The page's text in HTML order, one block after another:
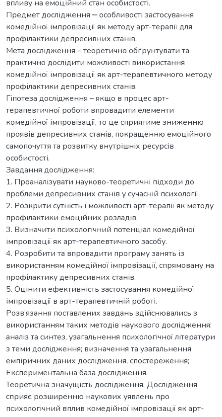
впливу на емоційний стан особистості.
Предмет дослідження ‒ особливості застосування
комедійної імпровізації як методу арт-терапії для
профілактики депресивних станів.
Метa дослідження – теоретично обґрунтувати та
практично дослідити можливості використання
комедійної імпровізації як арт-терапевтичного методу
профілактики депресивних станів.
Гіпотеза дослідження – якщо в процес арт-
терапевтичної роботи впровадити елементи
комедійної імпровізації, то це сприятиме зниженню
проявів депресивних станів, покращенню емоційного
самопочуття та розвитку внутрішніх ресурсів
особистості.
Завдання дослідження:
1. Проаналізувати науково-теоретичні підходи до
проблеми депресивних станів у сучасній психології.
2. Розкрити сутність і можливості арт-терапії як методу
профілактики емоційних розладів.
3. Визначити психологічний потенціал комедійної
імпровізації як арт-терапевтичного засобу.
4. Розробити та впровадити програму занять із
використанням комедійної імпровізації, спрямовану на
профілактику депресивних станів.
5. Оцінити ефективність застосування комедійної
імпровізації в арт-терапевтичній роботі.
Розв’язання поставлених завдань здійснювались з
використанням таких методів наукового дослідження:
аналіз та синтез, узагальнення психологічної літератури
з теми дослідження; визначення та узагальнення
емпіричних даних дослідження, спостереження;
Експериментальна база дослідження.
Теоретична значущість дослідження. Дослідження
сприяє розширенню наукових уявлень про
психологічний вплив комедійної імпровізації як арт-